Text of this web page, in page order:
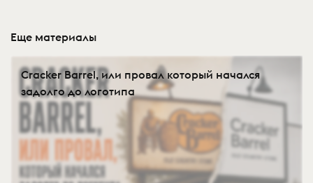
Еще материалы
Cracker Barrel, или провал который начался
задолго до логотипа